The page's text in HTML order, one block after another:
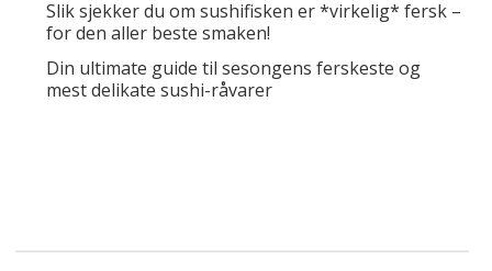
Slik sjekker du om sushifisken er *virkelig* fersk –
for den aller beste smaken!
Din ultimate guide til sesongens ferskeste og
mest delikate sushi-råvarer